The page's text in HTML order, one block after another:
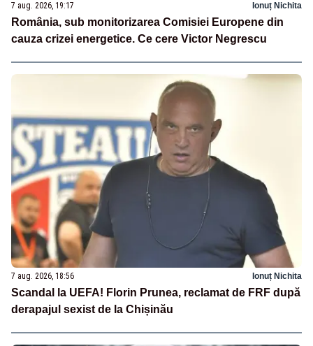
7 aug. 2026, 19:17 Ionuț Nichita
România, sub monitorizarea Comisiei Europene din
cauza crizei energetice. Ce cere Victor Negrescu
7 aug. 2026, 18:56 Ionuț Nichita
Scandal la UEFA! Florin Prunea, reclamat de FRF după
derapajul sexist de la Chișinău